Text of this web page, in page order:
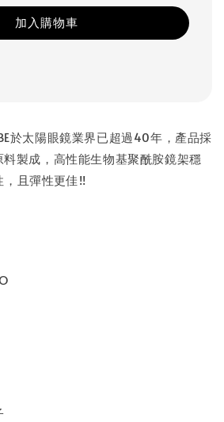
加入購物車
於太陽眼鏡業界已超過40年，產品採
料製成，高性能生物基聚酰胺鏡架穩
，且彈性更佳!!